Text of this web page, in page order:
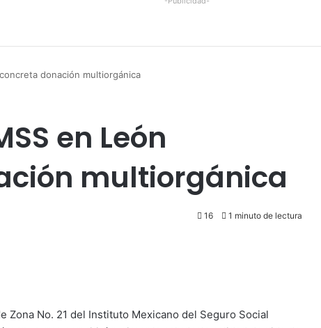
donación multiorgánica
en León
multiorgánica
16 1 minuto de lectura
Zona No. 21 del Instituto Mexicano del Seguro Social